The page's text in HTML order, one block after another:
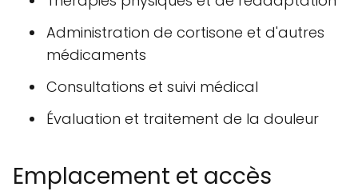
Administration de cortisone et d'autres
médicaments
Consultations et suivi médical
Évaluation et traitement de la douleur
Emplacement et accès